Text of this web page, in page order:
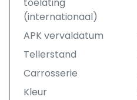
(internationaal)
APK vervaldatum
Tellerstand
Carrosserie
Kleur